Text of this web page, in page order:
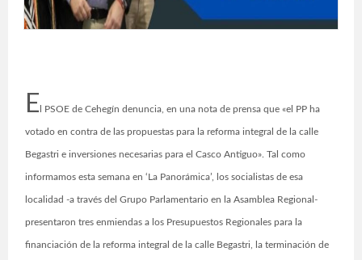
E l PSOE de Cehegín denuncia, en una nota de prensa que «el PP ha
votado en contra de las propuestas para la reforma integral de la calle
Begastri e inversiones necesarias para el Casco Antiguo». Tal como
informamos esta semana en ‘La Panorámica’, los socialistas de esa
localidad -a través del Grupo Parlamentario en la Asamblea Regional-
presentaron tres enmiendas a los Presupuestos Regionales para la
financiación de la reforma integral de la calle Begastri, la terminación de